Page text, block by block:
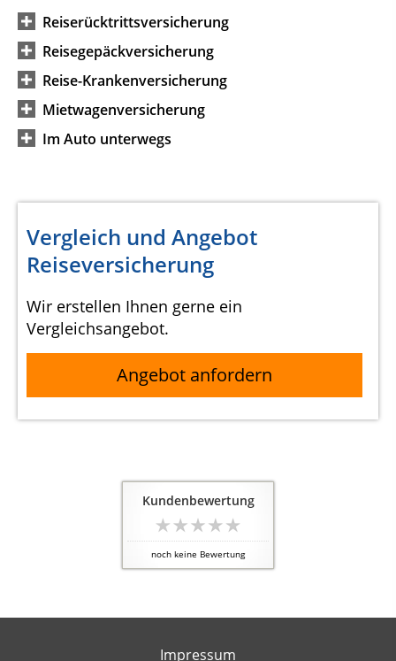
Reiserücktrittsversicherung
Reisegepäckversicherung
Reise-Krankenversicherung
Mietwagenversicherung
Im Auto unterwegs
Vergleich und Angebot
Reiseversicherung
Wir erstellen Ihnen gerne ein
Vergleichsangebot.
Angebot anfordern
Kundenbewertung
noch keine Bewertung
Impressum